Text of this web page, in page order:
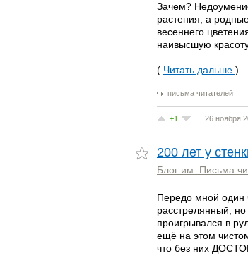
Зачем?
растения, а
весеннего
наивысшую
( Читать дальше )
письма читателей
+1 26 ноября
200 лет у
Блог им. Письма
Передо мной один
расстрелянный,
проигрывался в
ещё на этом
что без них